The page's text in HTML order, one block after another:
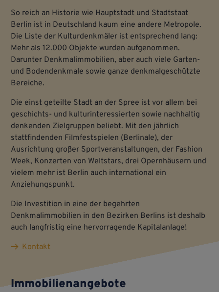
So reich an Historie wie Hauptstadt und Stadtstaat
Berlin ist in Deutschland kaum eine andere Metropole.
Die Liste der Kulturdenkmäler ist entsprechend lang:
Mehr als 12.000 Objekte wurden aufgenommen.
Darunter Denkmalimmobilien, aber auch viele Garten-
und Bodendenkmale sowie ganze denkmalgeschützte
Bereiche.
Die einst geteilte Stadt an der Spree ist vor allem bei
geschichts- und kulturinteressierten sowie nachhaltig
denkenden Zielgruppen beliebt. Mit den jährlich
stattfindenden Filmfestspielen (Berlinale), der
Ausrichtung großer Sportveranstaltungen, der Fashion
Week, Konzerten von Weltstars, drei Opernhäusern und
vielem mehr ist Berlin auch international ein
Anziehungspunkt.
Die Investition in eine der begehrten
Denkmalimmobilien in den Bezirken Berlins ist deshalb
auch langfristig eine hervorragende Kapitalanlage!
Kontakt
Immobilienangebote